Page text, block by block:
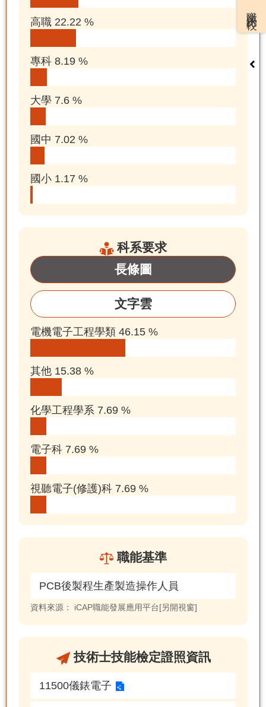
高職 22.22 %
專科 8.19 %
大學 7.6 %
國中 7.02 %
國小 1.17 %
科系要求
長條圖
文字雲
電機電子工程學類 46.15 %
其他 15.38 %
化學工程學系 7.69 %
電子科 7.69 %
視聽電子(修護)科 7.69 %
職能基準
PCB後製程生產製造操作人員
資料來源： iCAP職能發展應用平台[另開視窗]
技術士技能檢定證照資訊
11500儀錶電子